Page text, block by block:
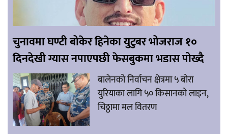
चुनावमा घण्टी बोकेर हिनेका युटुबर भोजराज १०
दिनदेखी ग्यास नपाएपछी फेसबुकमा भडास पोख्दै
बालेनको निर्वाचन क्षेत्रमा ५ बोरा
युरियाका लागि ५० किसानको लाइन,
चिठ्ठामा मल वितरण